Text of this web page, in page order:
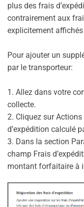
plus des frais
contrairement aux
explicitement
Pour ajouter un
par le transporteur:
1. Allez dans votre
collecte.
2. Cliquez sur
d’expédition calculé
3. Dans la section
champ Frais
montant forfaitaire à